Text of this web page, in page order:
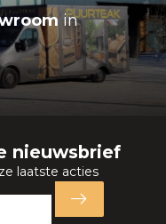
in
nieuwsbrief
laatste acties